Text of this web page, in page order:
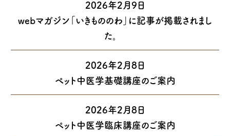
2026年2月9日
webマガジン「いきもののわ」に記事が掲載されまし
た。
2026年2月8日
ペット中医学基礎講座のご案内
2026年2月8日
ペット中医学臨床講座のご案内